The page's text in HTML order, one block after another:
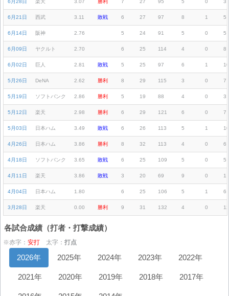
6月28日 楽天 3.07 勝利 7 27 95 5 0 3
6月21日 西武 3.11 敗戦 6 27 97 8 1 5
6月14日 阪神 2.76 5 24 91 5 0 5
6月09日 ヤクルト 2.70 6 25 114 4 0 8
6月02日 巨人 2.81 敗戦 5 25 97 6 1 10
5月26日 DeNA 2.62 勝利 8 29 115 3 0 7
5月19日 ソフトバンク 2.86 勝利 5 19 88 4 0 3
5月12日 楽天 2.98 勝利 6 29 121 6 0 7
5月03日 日本ハム 3.49 敗戦 6 26 113 5 1 10
4月26日 日本ハム 3.86 勝利 8 32 113 4 0 6
4月18日 ソフトバンク 3.65 敗戦 6 25 109 5 0 5
4月11日 楽天 3.86 敗戦 3 20 69 9 0 1
4月04日 日本ハム 1.80 6 25 106 5 1 6
3月28日 楽天 0.00 勝利 9 31 132 4 0 12
各試合成績（打者・打撃成績）
※赤字： 安打 太字： 打点
2026年 2025年 2024年 2023年 2022年
2021年 2020年 2019年 2018年 2017年